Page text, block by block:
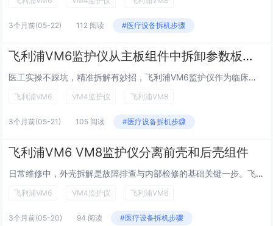
3个月前(05-22) 112 阅读 #医疗设备拆机步骤
飞利浦VM6监护仪从主板组件中拆卸参数板组件
医工实操不踩坑，精准拆解有妙招，飞利浦VM6监护仪作为临床常用的生命体征监测设备，主板是整个设备的核心中枢，负责电压转换、数据接收与系统控制，而参数板则是保障各项监测数据精准传输的关键组件。日常维修中，当参数板出现故障或需要进行检修更换时，...
飞利浦VM6 VM4监护仪 飞利浦VM8
3个月前(05-21) 105 阅读 #医疗设备拆机步骤
飞利浦VM6 VM8监护仪分离前壳和后壳组件
日常维修中，外壳拆解是故障排查与内部检修的基础关键一步。飞利浦VM6、VM8作为临床常用监护仪，前壳与后壳的分离有专属卡扣与隐藏点位，盲目撬动易损卡扣、刮花外壳。今天手把手带你安全拆解，避开维修雷区，新手也能一次搞定！分离前壳和后壳组件:为...
飞利浦VM6 VM4监护仪 飞利浦VM8
3个月前(05-20) 94 阅读 #医疗设备拆机步骤